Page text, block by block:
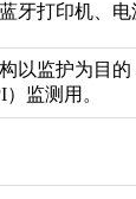
牙打印机、
以监护为目
）监测用。